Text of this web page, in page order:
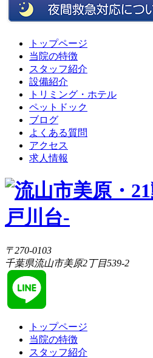
トップページ
当院の特徴
スタッフ紹介
設備紹介
トリミング・ホテル
ペットドック
ブログ
よくある質問
アクセス
求人情報
〒270-0103
千葉県流山市美原2丁目539-2
トップページ
当院の特徴
スタッフ紹介